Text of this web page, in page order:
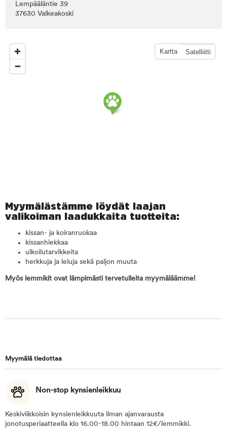
Myymälästämme löydät laajan
valikoiman laadukkaita tuotteita:
kissan- ja koiranruokaa
kissanhiekkaa
ulkoilutarvikkeita
herkkuja ja leluja sekä paljon muuta
Myös lemmikit ovat lämpimästi tervetulleita myymäläämme!
Myymälä tiedottaa
Non-stop kynsienleikkuu
Keskiviikkoisin kynsienleikkuuta ilman ajanvarausta
jonotusperiaatteella klo 16.00-18.00 hintaan 12€/lemmikki.
Lempääläntie 39
37630 Valkeakoski
Kartta Satelliitti